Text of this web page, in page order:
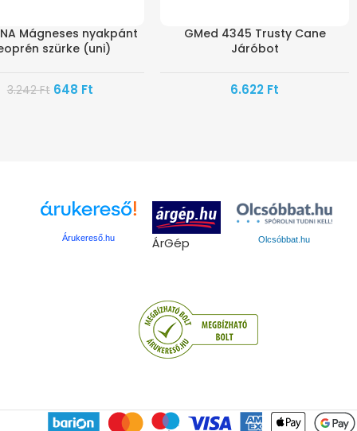
Mágneses nyakpánt
szürke (uni)
3.242Ft 648 Ft
GMed 4345 Trusty Cane
Járóbot
6.622 Ft
Árukereső.hu ÁrGép Olcsóbbat.hu